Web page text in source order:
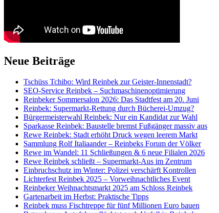
Neue Beiträge
Tschüss Tchibo: Wird Reinbek zur Geister-Innenstadt?
SEO-Service Reinbek – Suchmaschinenoptimierung
Reinbeker Sommersalon 2026: Das Stadtfest am 20. Juni
Reinbek: Supermarkt-Rettung durch Bücherei-Umzug?
Bürgermeisterwahl Reinbek: Nur ein Kandidat zur Wahl
Sparkasse Reinbek: Baustelle bremst Fußgänger massiv aus
Rewe Reinbek: Stadt erhöht Druck wegen leerem Markt
Sammlung Rolf Italiaander – Reinbeks Forum der Völker
Rewe im Wandel: 11 Schließungen & 6 neue Filialen 2026
Rewe Reinbek schließt – Supermarkt-Aus im Zentrum
Einbruchschutz im Winter: Polizei verschärft Kontrollen
Lichterfest Reinbek 2025 – Vorweihnachtliches Event
Reinbeker Weihnachtsmarkt 2025 am Schloss Reinbek
Gartenarbeit im Herbst: Praktische Tipps
Reinbek muss Fischtreppe für fünf Millionen Euro bauen